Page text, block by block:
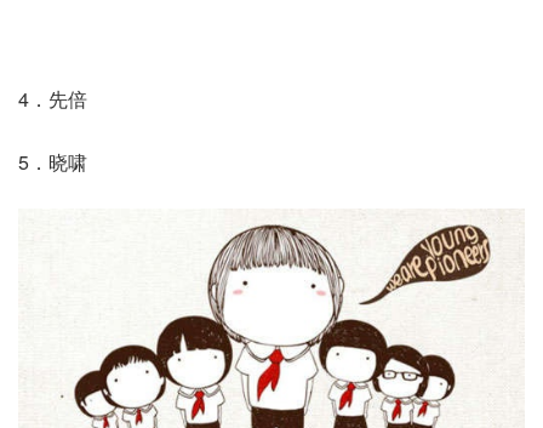
4．先倍
5．晓啸